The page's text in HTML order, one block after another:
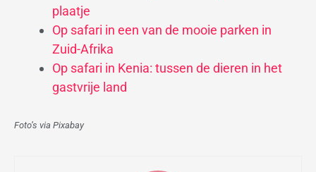
plaatje
Op safari in een van de mooie parken in
Zuid-Afrika
Op safari in Kenia: tussen de dieren in het
gastvrije land
Foto’s via Pixabay